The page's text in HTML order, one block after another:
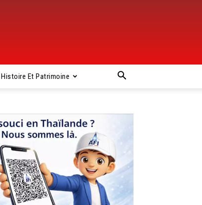
Histoire Et Patrimoine